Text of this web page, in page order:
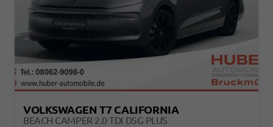
VOLKSWAGEN T7 CALIFORNIA
BEACH CAMPER 2.0 TDI DSG PLUS